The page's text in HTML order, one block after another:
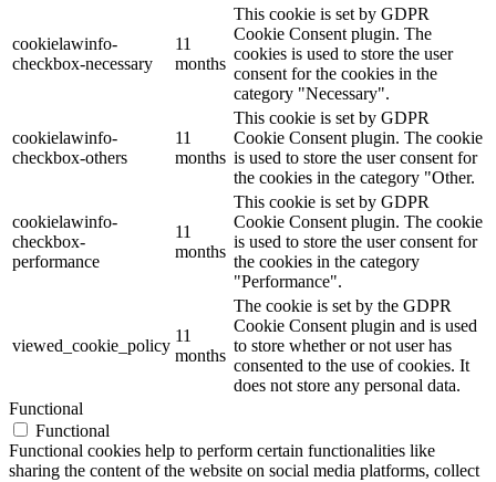
cookielawinfo-
checkbox-necessary
11
months
This cookie is set by GDPR
Cookie Consent plugin. The
cookies is used to store the user
consent for the cookies in the
category "Necessary".
cookielawinfo-
checkbox-others
11
months
This cookie is set by GDPR
Cookie Consent plugin. The cookie
is used to store the user consent for
the cookies in the category "Other.
cookielawinfo-
checkbox-
performance
11
months
This cookie is set by GDPR
Cookie Consent plugin. The cookie
is used to store the user consent for
the cookies in the category
"Performance".
viewed_cookie_policy
11
months
The cookie is set by the GDPR
Cookie Consent plugin and is used
to store whether or not user has
consented to the use of cookies. It
does not store any personal data.
Functional
Functional
Functional cookies help to perform certain functionalities like
sharing the content of the website on social media platforms, collect